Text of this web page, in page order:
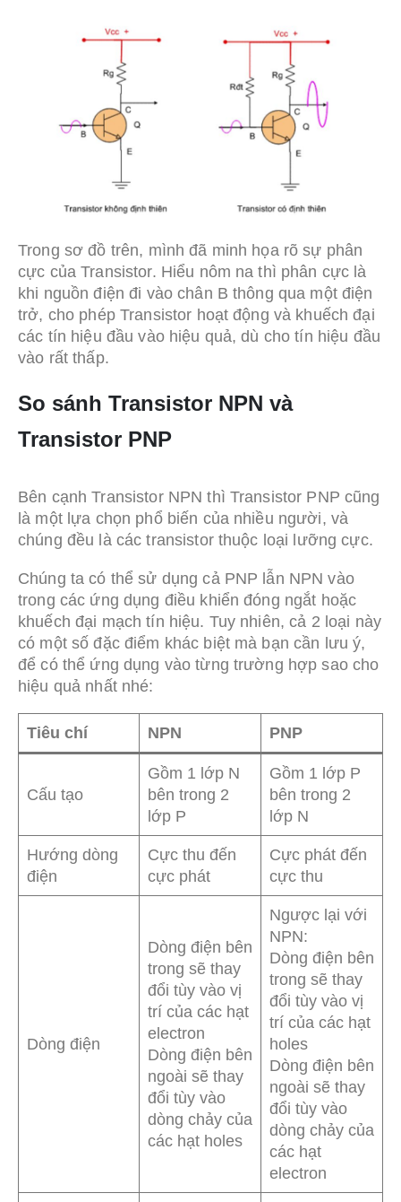
Trong sơ đồ trên, mình đã minh họa rõ sự phân
cực của Transistor. Hiểu nôm na thì phân cực là
khi nguồn điện đi vào chân B thông qua một điện
trở, cho phép Transistor hoạt động và khuếch đại
các tín hiệu đầu vào hiệu quả, dù cho tín hiệu đầu
vào rất thấp.
So sánh Transistor NPN và
Transistor PNP
Bên cạnh Transistor NPN thì Transistor PNP cũng
là một lựa chọn phổ biến của nhiều người, và
chúng đều là các transistor thuộc loại lưỡng cực.
Chúng ta có thể sử dụng cả PNP lẫn NPN vào
trong các ứng dụng điều khiển đóng ngắt hoặc
khuếch đại mạch tín hiệu. Tuy nhiên, cả 2 loại này
có một số đặc điểm khác biệt mà bạn cần lưu ý,
để có thể ứng dụng vào từng trường hợp sao cho
hiệu quả nhất nhé:
Tiêu chí NPN PNP
Cấu tạo
Gồm 1 lớp N
bên trong 2
lớp P
Gồm 1 lớp P
bên trong 2
lớp N
Hướng dòng
điện
Cực thu đến
cực phát
Cực phát đến
cực thu
Dòng điện
Dòng điện bên
trong sẽ thay
đổi tùy vào vị
trí của các hạt
electron
Dòng điện bên
ngoài sẽ thay
đổi tùy vào
dòng chảy của
các hạt holes
Ngược lại với
NPN:
Dòng điện bên
trong sẽ thay
đổi tùy vào vị
trí của các hạt
holes
Dòng điện bên
ngoài sẽ thay
đổi tùy vào
dòng chảy của
các hạt
electron